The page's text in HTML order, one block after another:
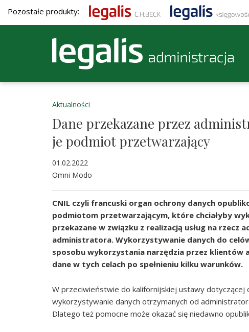
Pozostałe produkty:
Aktualności
Dane przekazane przez
je podmiot przetwarzający
01.02.2022
Omni Modo
CNIL czyli francuski organ ochrony danych
podmiotom przetwarzającym, które chciałyby
przekazane w związku z realizacją usług na
administratora. Wykorzystywanie danych do
sposobu wykorzystania narzędzia przez klientów
dane w tych celach po spełnieniu kilku warunków.
W przeciwieństwie do kalifornijskiej ustawy dotyczącej
wykorzystywanie danych otrzymanych od
Dlatego też pomocne może okazać się niedawno